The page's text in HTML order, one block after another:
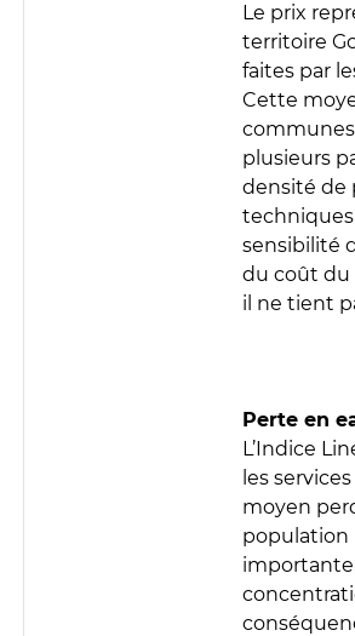
Le prix
territoire
faites par
Cette
plusieurs
densité de
techniques
sensibilité
du coût du
il ne tient
Perte en
L’Indice
les
moyen
population